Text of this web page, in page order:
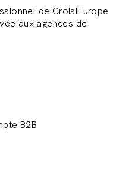
de CroisiEurope
aux agences de
B2B